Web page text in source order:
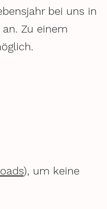
bei uns in
Zu einem
), um keine